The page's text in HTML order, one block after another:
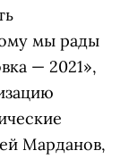
мы рады
— 2021»,
Марданов,